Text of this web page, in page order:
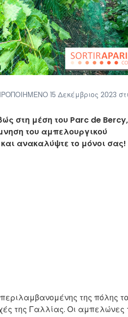
15 Δεκέμβριος 2023
στη μέση του Parc de Bercy,
του αμπελουργικού
ανακαλύψτε το μόνοι σας!
της πόλης
της Γαλλίας. Οι αμπελώνες